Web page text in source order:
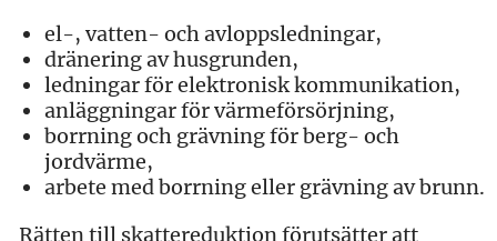
el-, vatten- och avloppsledningar,
dränering av husgrunden,
ledningar för elektronisk kommunikation,
anläggningar för värmeförsörjning,
borrning och grävning för berg- och
jordvärme,
arbete med borrning eller grävning av brunn.
Rätten till skattereduktion förutsätter att